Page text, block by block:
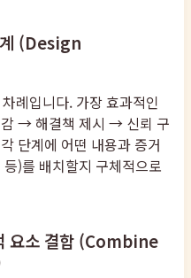
계 (Design
례입니다. 가장 효과적인
→ 해결책 제시 → 신뢰 구
단계에 어떤 내용과 증거
)를 배치할지 구체적으로
요소 결합 (Combine